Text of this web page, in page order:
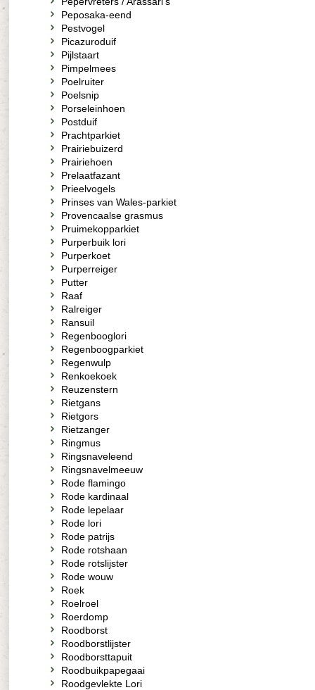
Peposaka-eend
Pestvogel
Picazuroduif
Pijlstaart
Pimpelmees
Poelruiter
Poelsnip
Porseleinhoen
Postduif
Prachtparkiet
Prairiebuizerd
Prairiehoen
Prelaatfazant
Prieelvogels
Prinses van Wales-parkiet
Provencaalse grasmus
Pruimekopparkiet
Purperbuik lori
Purperkoet
Purperreiger
Putter
Raaf
Ralreiger
Ransuil
Regenbooglori
Regenboogparkiet
Regenwulp
Renkoekoek
Reuzenstern
Rietgans
Rietgors
Rietzanger
Ringmus
Ringsnaveleend
Ringsnavelmeeuw
Rode flamingo
Rode kardinaal
Rode lepelaar
Rode lori
Rode patrijs
Rode rotshaan
Rode rotslijster
Rode wouw
Roek
Roelroel
Roerdomp
Roodborst
Roodborstlijster
Roodborsttapuit
Roodbuikpapegaai
Roodgevlekte Lori